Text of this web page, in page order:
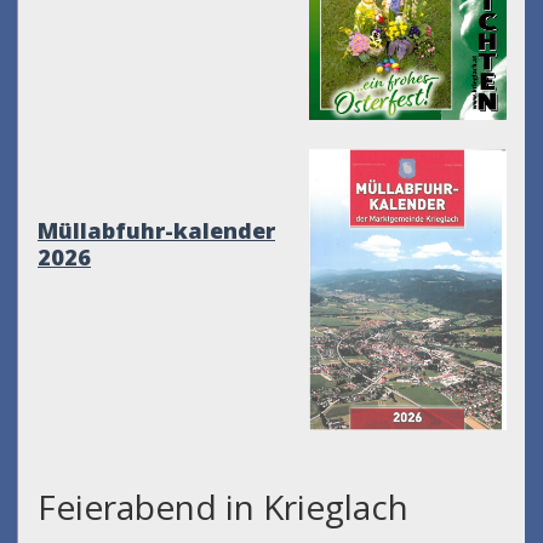
Müllabfuhr-kalender
2026
Feierabend in Krieglach